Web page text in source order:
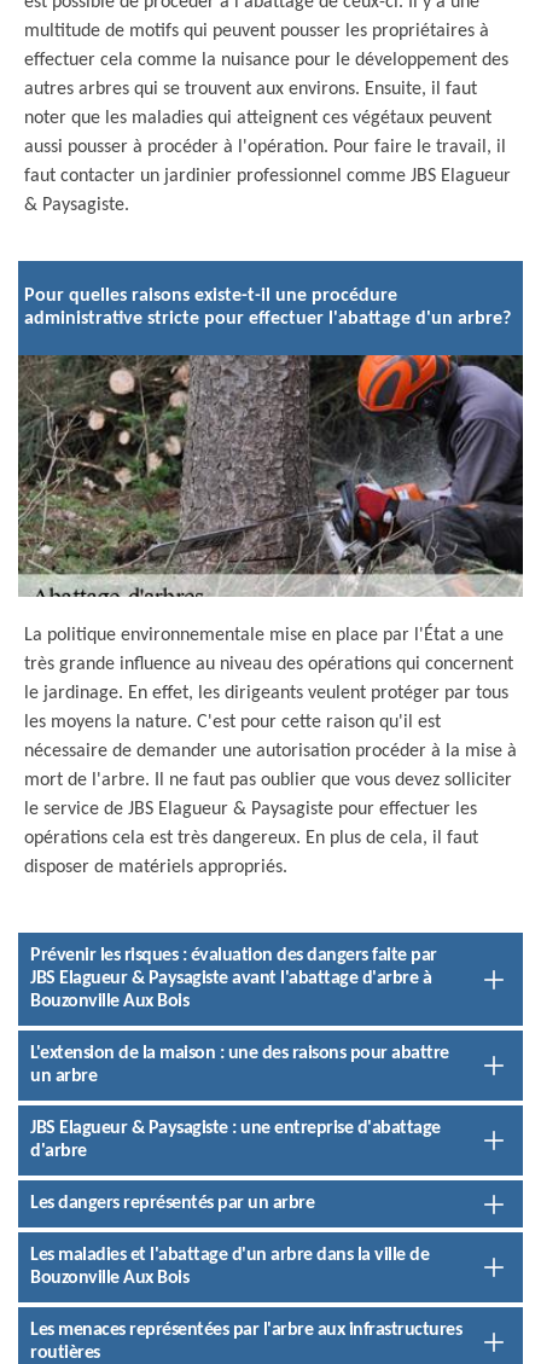
multitude de motifs qui peuvent pousser les propriétaires à
effectuer cela comme la nuisance pour le développement des
autres arbres qui se trouvent aux environs. Ensuite, il faut
noter que les maladies qui atteignent ces végétaux peuvent
aussi pousser à procéder à l'opération. Pour faire le travail, il
faut contacter un jardinier professionnel comme JBS Elagueur
& Paysagiste.
Pour quelles raisons existe-t-il une procédure
administrative stricte pour effectuer l'abattage d'un arbre?
La politique environnementale mise en place par l'État a une
très grande influence au niveau des opérations qui concernent
le jardinage. En effet, les dirigeants veulent protéger par tous
les moyens la nature. C'est pour cette raison qu'il est
nécessaire de demander une autorisation procéder à la mise à
mort de l'arbre. Il ne faut pas oublier que vous devez solliciter
le service de JBS Elagueur & Paysagiste pour effectuer les
opérations cela est très dangereux. En plus de cela, il faut
disposer de matériels appropriés.
Prévenir les risques : évaluation des dangers faite par
JBS Elagueur & Paysagiste avant l'abattage d'arbre à
Bouzonville Aux Bois
L'extension de la maison : une des raisons pour abattre
un arbre
JBS Elagueur & Paysagiste : une entreprise d'abattage
d'arbre
Les dangers représentés par un arbre
Les maladies et l'abattage d'un arbre dans la ville de
Bouzonville Aux Bois
Les menaces représentées par l'arbre aux infrastructures
routières